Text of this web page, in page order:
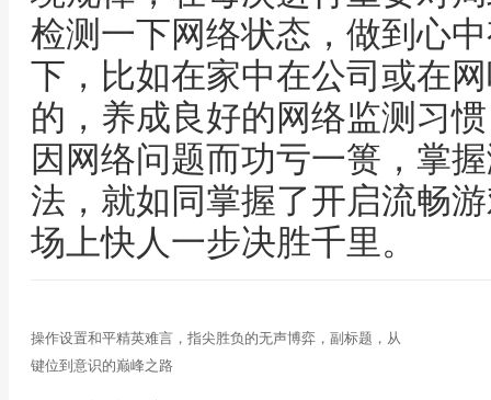
检测一下网络状态，做到心
下，比如在家中在公司或在
的，养成良好的网络监测习
因网络问题而功亏一篑，掌
法，就如同掌握了开启流畅
场上快人一步决胜千里。
操作设置和平精英难言，指尖胜负的无声博弈，副标题，从
键位到意识的巅峰之路